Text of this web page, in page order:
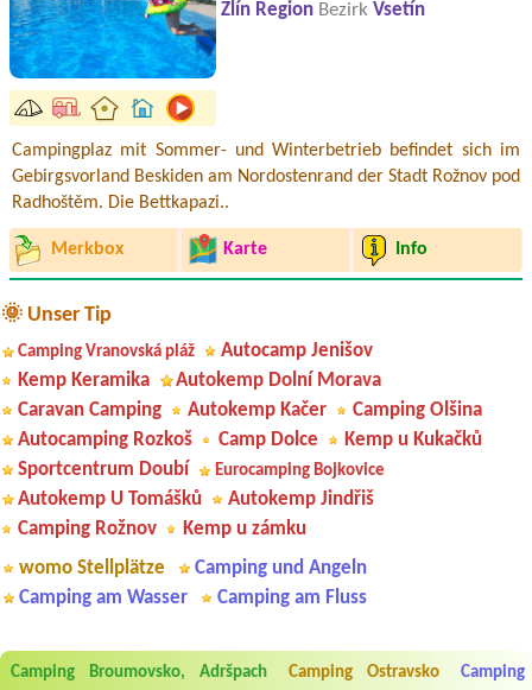
Zlín Region Bezirk Vsetín
Campingplaz mit Sommer- und Winterbetrieb befindet sich im
Gebirgsvorland Beskiden am Nordostenrand der Stadt Rožnov pod
Radhoštěm. Die Bettkapazi..
Merkbox Karte Info
🌞 Unser Tip
Camping Vranovská pláž
Autocamp Jenišov
Kemp Keramika
Autokemp Dolní Morava
Caravan Camping
Autokemp Kačer
Camping Olšina
Autocamping Rozkoš
Camp Dolce
Kemp u Kukačků
Sportcentrum Doubí
Eurocamping Bojkovice
Autokemp U Tomášků
Autokemp Jindřiš
Camping Rožnov
Kemp u zámku
womo Stellplätze
Camping und Angeln
Camping am Wasser
Camping am Fluss
Camping Broumovsko, Adršpach Camping Ostravsko Camping
Aneta Melicharová***
Byli jsme zde v týdnu od 25.7. do 1.8. 2026. Kemp jako takový je pěkný.